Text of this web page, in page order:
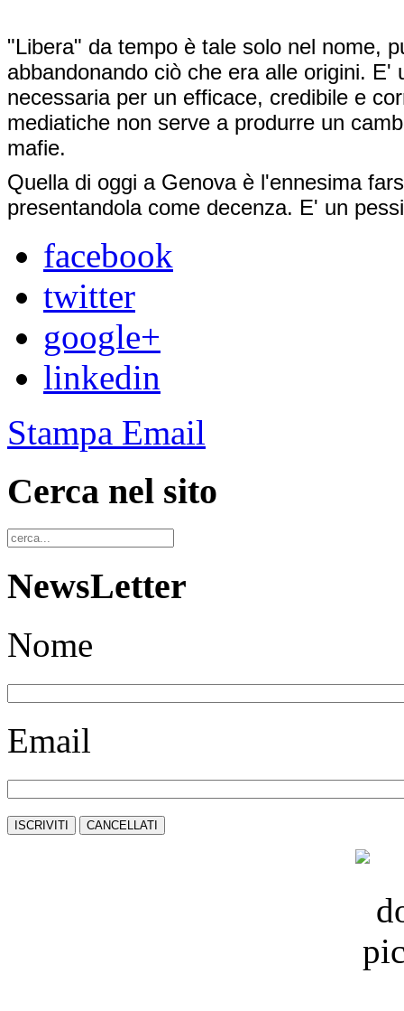
"Libera" da tempo è tale solo nel nome,
abbandonando ciò che era alle origini.
necessaria per un efficace, credibile e
mediatiche non serve a produrre un
mafie.
Quella di oggi a Genova è l'ennesima
presentandola come decenza. E' un
facebook
twitter
google+
linkedin
Stampa Email
Cerca nel sito
NewsLetter
Nome
Email